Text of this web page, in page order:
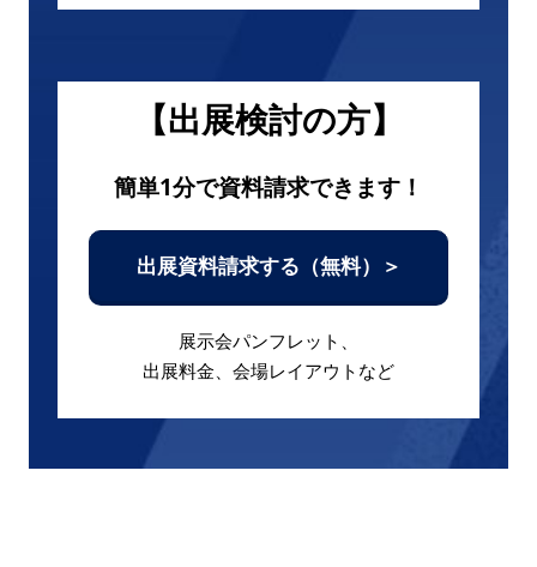
【出展検討の方】
簡単1分で資料請求できます！
出展資料請求する（無料）＞
展示会パンフレット、
出展料金、会場レイアウトなど